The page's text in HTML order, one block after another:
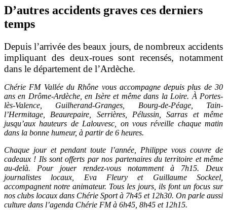
D’autres accidents graves ces derniers
temps
Depuis l’arrivée des beaux jours, de nombreux accidents
impliquant des deux-roues sont recensés, notamment
dans le département de l’Ardèche.
Chérie FM Vallée du Rhône vous accompagne depuis plus de 30
ans en Drôme-Ardèche, en Isère et même dans la Loire. À Portes-
lès-Valence, Guilherand-Granges, Bourg-de-Péage, Tain-
l’Hermitage, Beaurepaire, Serrières, Pélussin, Sarras et même
jusqu’aux hauteurs de Lalouvesc, on vous réveille chaque matin
dans la bonne humeur, à partir de 6 heures.
Chaque jour et pendant toute l’année, Philippe vous couvre de
cadeaux ! Ils sont offerts par nos partenaires du territoire et même
au-delà. Pour jouer rendez-vous notamment à 7h15. Deux
journalistes locaux, Eva Fleury et Guillaume Sockeel,
accompagnent notre animateur. Tous les jours, ils font un focus sur
nos clubs locaux dans Chérie Sport à 7h45 et 12h30. On parle aussi
culture dans l’agenda Chérie FM à 6h45, 8h45 et 12h15.